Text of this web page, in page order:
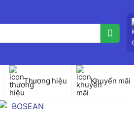
Thương hiệu Khuyến mãi